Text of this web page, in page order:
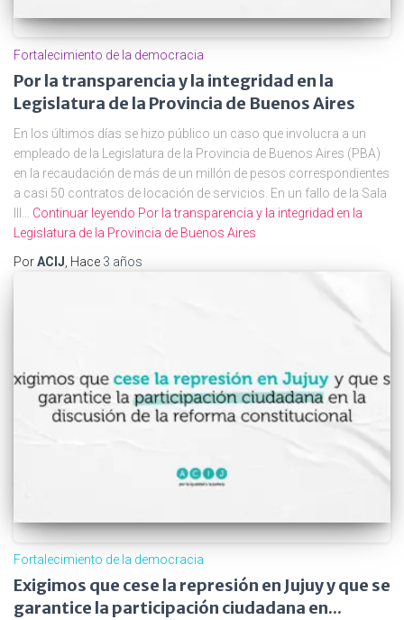
Fortalecimiento de la democracia
Por la transparencia y la integridad en la
Legislatura de la Provincia de Buenos Aires
En los últimos días se hizo público un caso que involucra a un
empleado de la Legislatura de la Provincia de Buenos Aires (PBA)
en la recaudación de más de un millón de pesos correspondientes
a casi 50 contratos de locación de servicios. En un fallo de la Sala
Continuar leyendo Por la transparencia y la integridad en la
Legislatura de la Provincia de Buenos Aires
PorACIJ , Hace 3 años
Fortalecimiento de la democracia
Exigimos que cese la represión en Jujuy y que se
garantice la participación ciudadana en...